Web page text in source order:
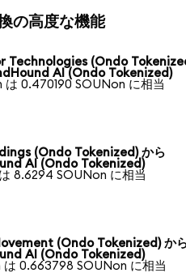
の高度な機能
Technologies (Ondo
AI (Ondo Tokenized)
は 0.470190 SOUNon に相当
(Ondo Tokenized) から
AI (Ondo Tokenized)
8.6294 SOUNon に相当
(Ondo Tokenized) か
AI (Ondo Tokenized)
は 0.663798 SOUNon に相当